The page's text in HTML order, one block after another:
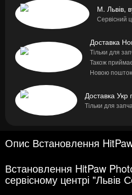
М. Львів,
Сервісний
Доставка
Тільки для
Також
Новою
Доставка
Тільки для
Опис Встановлення
Встановлення HitPaw
сервісному центрі "Львів